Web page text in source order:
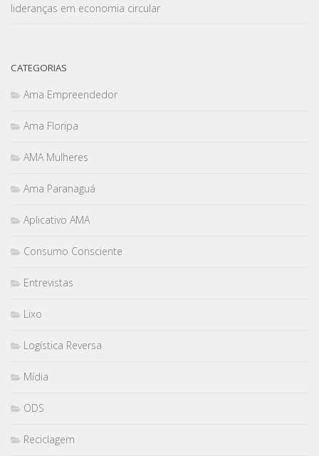
lideranças em economia circular
CATEGORIAS
Ama Empreendedor
Ama Floripa
AMA Mulheres
Ama Paranaguá
Aplicativo AMA
Consumo Consciente
Entrevistas
Lixo
Logística Reversa
Mídia
ODS
Reciclagem